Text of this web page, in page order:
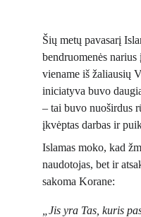
Šių metų pavasarį
bendruomenės
viename iš žaliausių
iniciatyva buvo
– tai buvo nuoširdus
įkvėptas darbas ir
Islamas moko, kad
naudotojas, bet ir
sakoma Korane:
„Jis yra Tas, kuris